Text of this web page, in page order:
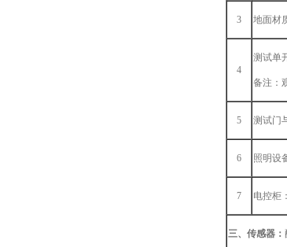
3 地面材
4
测试单
备注：
5 测试门
6 照明设
7 电控柜
三、 传感器 ：